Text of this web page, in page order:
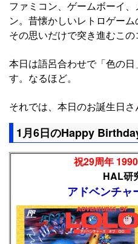
ファミコン、ゲームボーイ
ン。昔懐かしいレトロゲーム
その思いだけで突き進むこの
本日は語呂合わせで「色の
す。なるほど。
それでは、本日のお誕生日さ
1月6日のHappy
祝29周年
HAL研
アドベンチャ